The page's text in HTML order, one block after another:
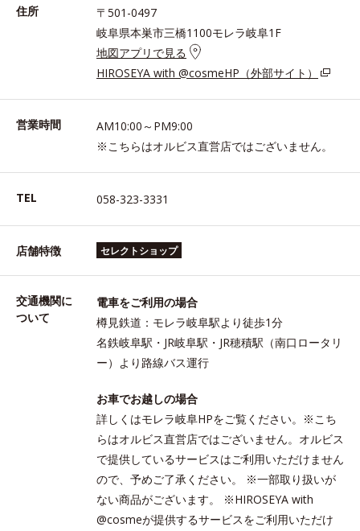
住所
〒501-0497
岐阜県本巣市三橋1100モレラ岐阜1F
地図アプリで見る
HIROSEYA with @cosmeHP（外部サイト）
営業時間
AM10:00～PM9:00
※こちらはオルビス直営店ではございません。
TEL 058-323-3331
店舗特徴 セレクトショップ
交通機関に
ついて
電車をご利用の場合
樽見鉄道：モレラ岐阜駅より徒歩1分
名鉄岐阜駅・JR岐阜駅・JR穂積駅（南口ロータリ
ー）より路線バス運行
お車でお越しの場合
詳しくはモレラ岐阜HPをご覧ください。※こち
らはオルビス直営店ではございません。オルビス
で提供しているサービスはご利用いただけません
ので、予めご了承ください。 ※一部取り扱いが
ない商品がございます。 ※HIROSEYA with
@cosmeが提供するサービスをご利用いただけ